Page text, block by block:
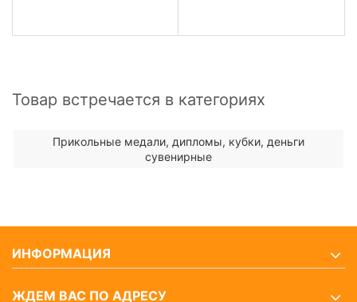
Товар встречается в категориях
Прикольные медали, дипломы, кубки, деньги
сувенирные
ИНФОРМАЦИЯ
ЖДЕМ ВАС ПО АДРЕСУ